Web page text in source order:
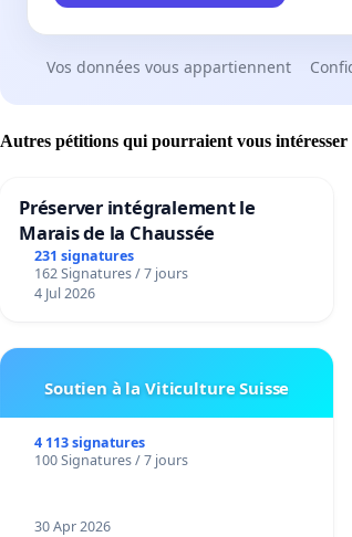
Vos données vous appartiennent
Autres pétitions qui pourraient vous intéresser
Préserver intégralement le
Marais de la Chaussée
231 signatures
162 Signatures / 7 jours
4 Jul 2026
Soutien à la Viticulture Suisse
4 113 signatures
100 Signatures / 7 jours
30 Apr 2026